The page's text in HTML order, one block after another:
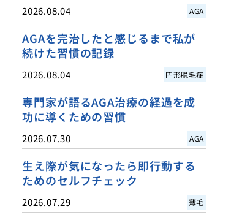
2026.08.04 AGA
AGAを完治したと感じるまで私が
続けた習慣の記録
2026.08.04 円形脱毛症
専門家が語るAGA治療の経過を成
功に導くための習慣
2026.07.30 AGA
生え際が気になったら即行動する
ためのセルフチェック
2026.07.29 薄毛